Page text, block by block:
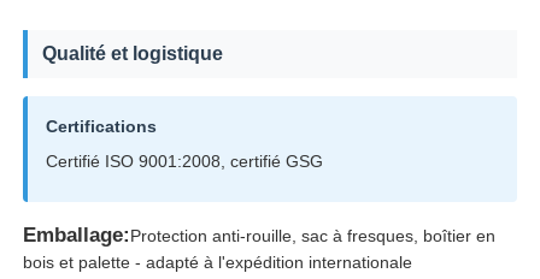
Qualité et logistique
Certifications
Certifié ISO 9001:2008, certifié GSG
Emballage:Protection anti-rouille, sac à fresques, boîtier en
bois et palette - adapté à l'expédition internationale